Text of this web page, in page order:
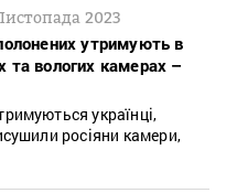
2023
утримують в
та вологих камерах –
українці,
росіяни камери,